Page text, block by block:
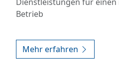
Betrieb
Mehr erfahren